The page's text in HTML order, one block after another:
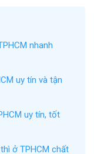
nhanh
uy tín và tận
uy tín, tốt
ở TPHCM chất